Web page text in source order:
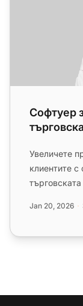
Софтуер
Увеличете
клиентите
Jan 20, 2026